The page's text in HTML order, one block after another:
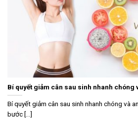
Bí quyết giảm cân sau sinh nhanh chóng
Bí quyết giảm cân sau sinh nhanh chóng và
bước [...]